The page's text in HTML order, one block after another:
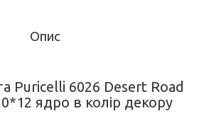
Опис
Puricelli 6026 Desert Road
ядро в колір декору